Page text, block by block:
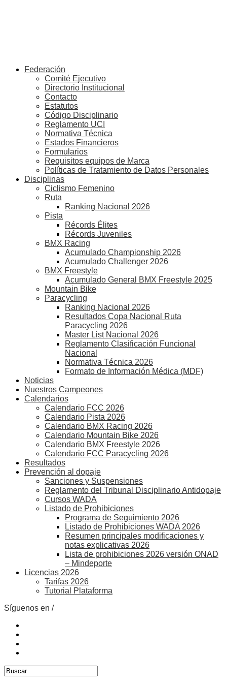
Federación
Comité Ejecutivo
Directorio Institucional
Contacto
Estatutos
Código Disciplinario
Reglamento UCI
Normativa Técnica
Estados Financieros
Formularios
Requisitos equipos de Marca
Políticas de Tratamiento de Datos Personales
Disciplinas
Ciclismo Femenino
Ruta
Ranking Nacional 2026
Pista
Récords Élites
Récords Juveniles
BMX Racing
Acumulado Championship 2026
Acumulado Challenger 2026
BMX Freestyle
Acumulado General BMX Freestyle 2025
Mountain Bike
Paracycling
Ranking Nacional 2026
Resultados Copa Nacional Ruta
Paracycling 2026
Master List Nacional 2026
Reglamento Clasificación Funcional
Nacional
Normativa Técnica 2026
Formato de Información Médica (MDF)
Noticias
Nuestros Campeones
Calendarios
Calendario FCC 2026
Calendario Pista 2026
Calendario BMX Racing 2026
Calendario Mountain Bike 2026
Calendario BMX Freestyle 2026
Calendario FCC Paracycling 2026
Resultados
Prevención al dopaje
Sanciones y Suspensiones
Reglamento del Tribunal Disciplinario Antidopaje
Cursos WADA
Listado de Prohibiciones
Programa de Seguimiento 2026
Listado de Prohibiciones WADA 2026
Resumen principales modificaciones y
notas explicativas 2026
Lista de prohibiciones 2026 versión ONAD
– Mindeporte
Licencias 2026
Tarifas 2026
Tutorial Plataforma
Síguenos en /